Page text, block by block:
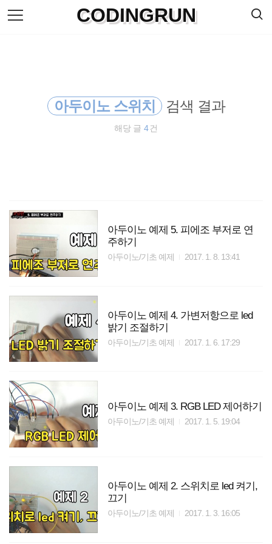
본
문
CODINGRUN
아두이노 스위치 검색 결과
해당 글 4건
아두이노 예제 5. 피에조 부저로 연
주하기
아두이노/기초 예제 2017. 1. 8. 13:41
아두이노 예제 4. 가변저항으로 led
밝기 조절하기
아두이노/기초 예제 2017. 1. 6. 17:29
아두이노 예제 3. RGB LED 제어하기
아두이노/기초 예제 2017. 1. 5. 19:04
아두이노 예제 2. 스위치로 led 켜기,
끄기
아두이노/기초 예제 2017. 1. 3. 16:05
색